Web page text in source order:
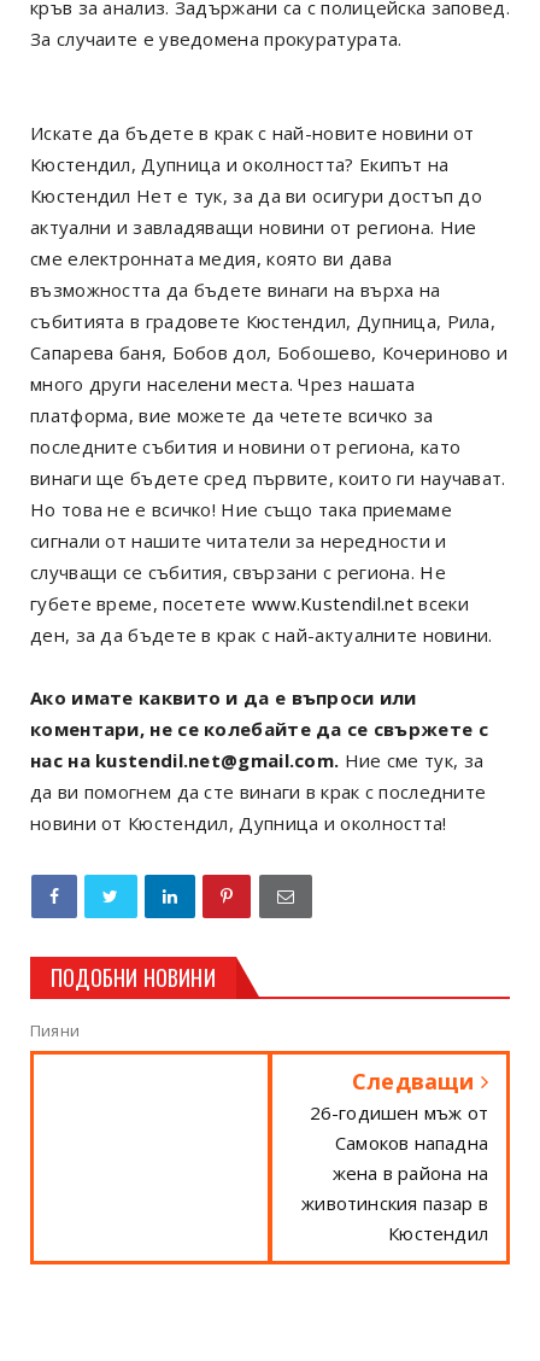
кръв за анализ. Задържани са с полицейска заповед.
За случаите е уведомена прокуратурата.
Искате да бъдете в крак с най-новите новини от
Кюстендил, Дупница и околността? Екипът на
Кюстендил Нет е тук, за да ви осигури достъп до
актуални и завладяващи новини от региона. Ние
сме електронната медия, която ви дава
възможността да бъдете винаги на върха на
събитията в градовете Кюстендил, Дупница, Рила,
Сапарева баня, Бобов дол, Бобошево, Кочериново и
много други населени места. Чрез нашата
платформа, вие можете да четете всичко за
последните събития и новини от региона, като
винаги ще бъдете сред първите, които ги научават.
Но това не е всичко! Ние също така приемаме
сигнали от нашите читатели за нередности и
случващи се събития, свързани с региона. Не
губете време, посетете www.Kustendil.net всеки
ден, за да бъдете в крак с най-актуалните новини.
Ако имате каквито и да е въпроси или
коментари, не се колебайте да се свържете с
нас на kustendil.net@gmail.com. Ние сме тук, за
да ви помогнем да сте винаги в крак с последните
новини от Кюстендил, Дупница и околността!
ПОДОБНИ НОВИНИ
Пияни
Следващи
26-годишен мъж от
Самоков нападна
жена в района на
животинския пазар в
Кюстендил